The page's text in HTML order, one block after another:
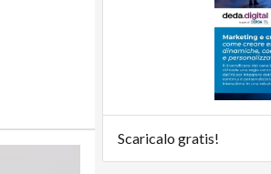
Scaricalo gratis!